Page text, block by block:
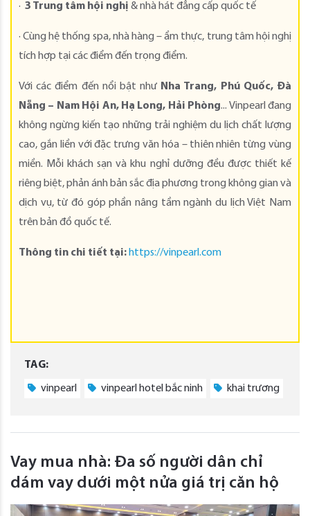
· 3 Trung tâm hội nghị & nhà hát đẳng cấp quốc tế
· Cùng hệ thống spa, nhà hàng – ẩm thực, trung tâm hội nghị
tích hợp tại các điểm đến trọng điểm.
Với các điểm đến nổi bật như Nha Trang, Phú Quốc, Đà
Nẵng – Nam Hội An, Hạ Long, Hải Phòng... Vinpearl đang
không ngừng kiến tạo những trải nghiệm du lịch chất lượng
cao, gắn liền với đặc trưng văn hóa – thiên nhiên từng vùng
miền. Mỗi khách sạn và khu nghỉ dưỡng đều được thiết kế
riêng biệt, phản ánh bản sắc địa phương trong không gian và
dịch vụ, từ đó góp phần nâng tầm ngành du lịch Việt Nam
trên bản đồ quốc tế.
Thông tin chi tiết tại:https://vinpearl.com
TAG:
vinpearl vinpearl hotel bắc ninh khai trương
Vay mua nhà: Đa số người dân chỉ
dám vay dưới một nửa giá trị căn hộ